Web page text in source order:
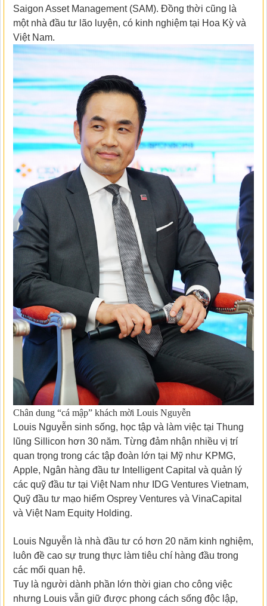
Saigon Asset Management (SAM). Đồng thời cũng là
một nhà đầu tư lão luyện, có kinh nghiệm tại Hoa Kỳ và
Việt Nam.
Chân dung “cá mập” khách mời Louis Nguyễn
Louis Nguyễn sinh sống, học tập và làm việc tại Thung
lũng Sillicon hơn 30 năm. Từng đảm nhận nhiều vị trí
quan trọng trong các tập đoàn lớn tại Mỹ như KPMG,
Apple, Ngân hàng đầu tư Intelligent Capital và quản lý
các quỹ đầu tư tại Việt Nam như IDG Ventures Vietnam,
Quỹ đầu tư mạo hiểm Osprey Ventures và VinaCapital
và Việt Nam Equity Holding.
Louis Nguyễn là nhà đầu tư có hơn 20 năm kinh nghiệm,
luôn đề cao sự trung thực làm tiêu chí hàng đầu trong
các mối quan hệ.
Tuy là người dành phần lớn thời gian cho công việc
nhưng Louis vẫn giữ được phong cách sống độc lập,